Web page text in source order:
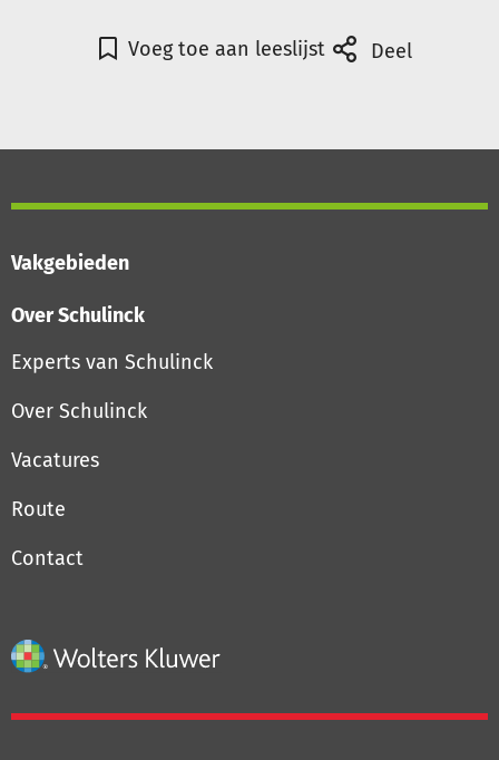
Voeg toe aan leeslijst Deel
Vakgebieden
Over Schulinck
Experts van Schulinck
Over Schulinck
Vacatures
Route
Contact